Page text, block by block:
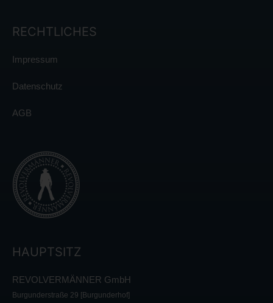
RECHTLICHES
Impressum
Datenschutz
AGB
HAUPTSITZ
REVOLVERMÄNNER GmbH
Burgunderstraße 29 [Burgunderhof]